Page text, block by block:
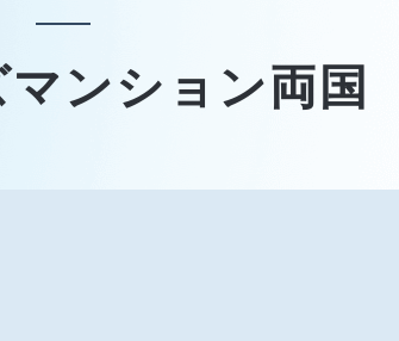
ンション両国